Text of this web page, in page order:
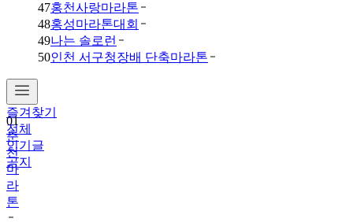
47홍천사랑마라톤
48홍성마라톤대회
49나는 솔로런
50인천 서구청장배 단축마라톤
즐겨찾기
전체
인기글
공지
01
춘
천
마
라
톤